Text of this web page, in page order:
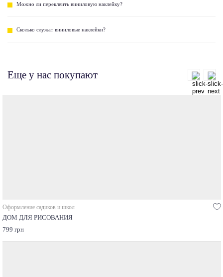
Можно ли переклеить виниловую наклейку?
Сколько служат виниловые наклейки?
Еще у нас покупают
Оформление садиков и школ
ДОМ ДЛЯ РИСОВАНИЯ
799 грн